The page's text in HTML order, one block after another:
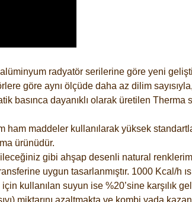
radyatör serilerine göre yeni
göre aynı ölçüde daha az dilim
basınca dayanıklı olarak üretilen
maddeler kullanılarak yüksek
ürünüdür.
gibi ahşap desenli natural
uygun tasarlanmıştır. 1000 Kcal/h
kullanılan suyun ise %20’sine karşılık
miktarını azaltmakta ve kombi yada